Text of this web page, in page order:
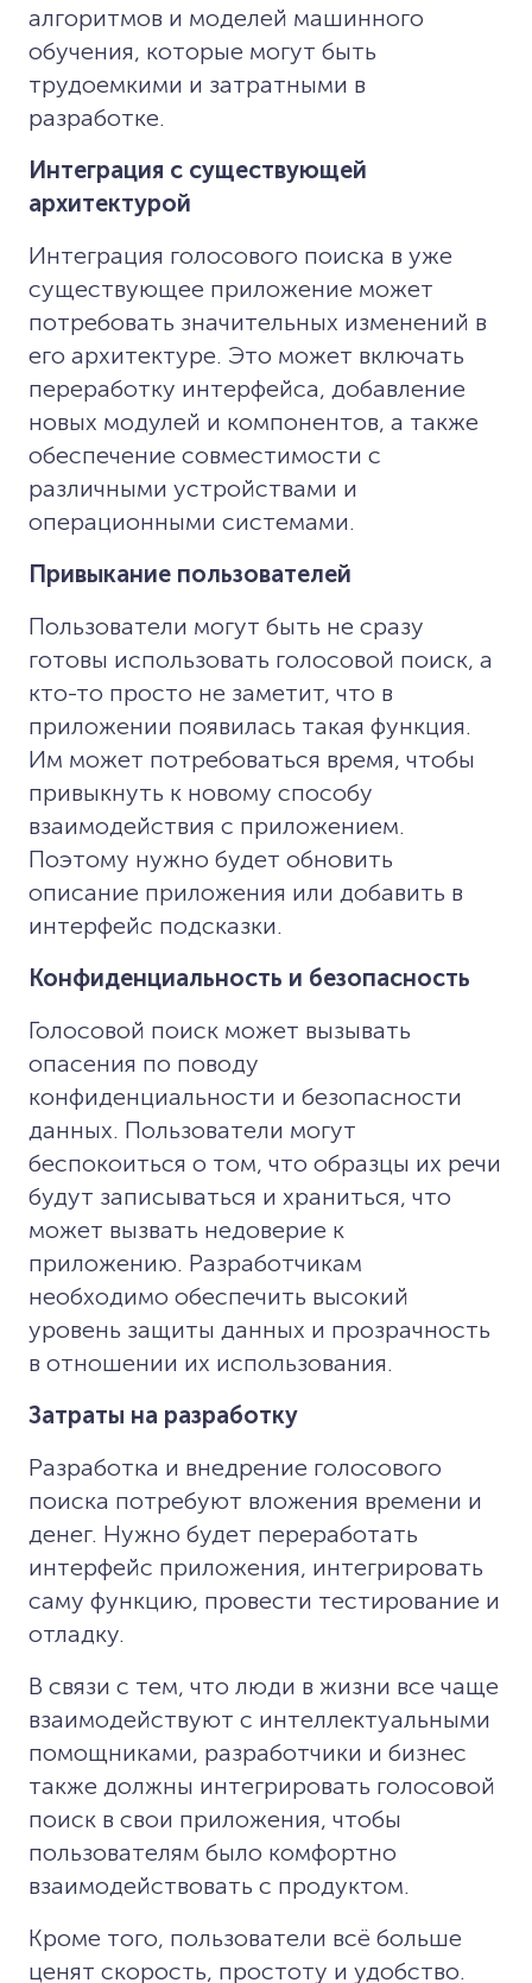
алгоритмов и моделей машинного
обучения, которые могут быть
трудоемкими и затратными в
разработке.
Интеграция с существующей
архитектурой
Интеграция голосового поиска в уже
существующее приложение может
потребовать значительных изменений в
его архитектуре. Это может включать
переработку интерфейса, добавление
новых модулей и компонентов, а также
обеспечение совместимости с
различными устройствами и
операционными системами.
Привыкание пользователей
Пользователи могут быть не сразу
готовы использовать голосовой поиск, а
кто-то просто не заметит, что в
приложении появилась такая функция.
Им может потребоваться время, чтобы
привыкнуть к новому способу
взаимодействия с приложением.
Поэтому нужно будет обновить
описание приложения или добавить в
интерфейс подсказки.
Конфиденциальность и безопасность
Голосовой поиск может вызывать
опасения по поводу
конфиденциальности и безопасности
данных. Пользователи могут
беспокоиться о том, что образцы их речи
будут записываться и храниться, что
может вызвать недоверие к
приложению. Разработчикам
необходимо обеспечить высокий
уровень защиты данных и прозрачность
в отношении их использования.
Затраты на разработку
Разработка и внедрение голосового
поиска потребуют вложения времени и
денег. Нужно будет переработать
интерфейс приложения, интегрировать
саму функцию, провести тестирование и
отладку.
В связи с тем, что люди в жизни все чаще
взаимодействуют с интеллектуальными
помощниками, разработчики и бизнес
также должны интегрировать голосовой
поиск в свои приложения, чтобы
пользователям было комфортно
взаимодействовать с продуктом.
Кроме того, пользователи всё больше
ценят скорость, простоту и удобство.